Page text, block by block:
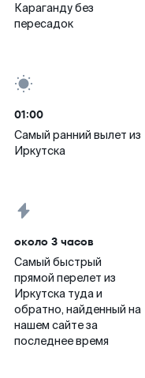
Караганду без
пересадок
01:00
Самый ранний вылет из
Иркутска
около 3 часов
Самый быстрый
прямой перелет из
Иркутска туда и
обратно, найденный на
нашем сайте за
последнее время